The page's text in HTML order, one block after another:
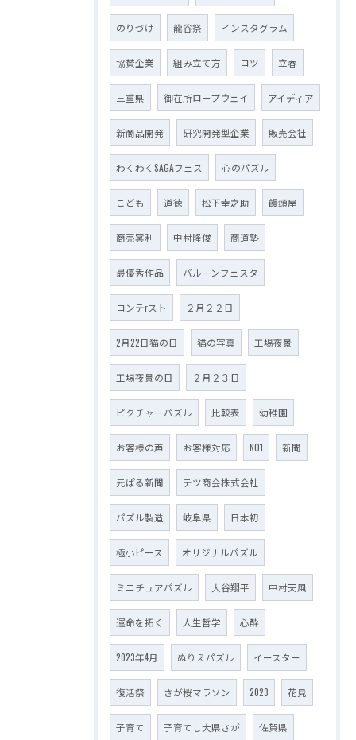
のりづけ 龍谷祭 インスタグラム
協賛企業 組み立て方 コツ 立春
三重県 御在所ロープウェイ アイディア
新商品開発 研究開発型企業 販売会社
わくわくSAGAフェス 心のパズル
こども 道徳 松下幸之助 饅頭屋
商売冥利 中村隆俊 商道塾
最優秀作品 バルーンフェスタ
コンテrスト ２月２２日
2月22日猫の日 猫の写真 工場夜景
工場夜景の日 ２月２３日
ピクチャーパズル 比較表 幼稚園
お客様の声 お客様対応 NO1 新聞
元ぱる新聞 テツ商会株式会社
パズル製造 岐阜県 日本初
極小ピース オリジナルパズル
ミニチュアパズル 大谷翔平 中村天風
運命を拓く 人生哲学 心酔
2023年4月 ぬりえパズル イースター
復活祭 さが桜マラソン 2023 花見
子育て 子育てし大県さが 佐賀県